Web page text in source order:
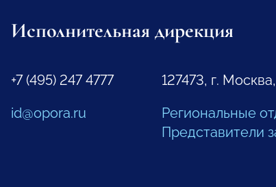
Исполнительная дирекция
+7 (495) 247 4777
id@opora.ru
127473, г.
Региональные
Представители